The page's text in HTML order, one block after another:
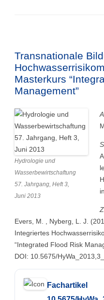
Transnationale
Masterkurs
Management”
Hydrologie und
Wasserbewirtschaftung
57. Jahrgang, Heft 3,
Juni 2013
Evers, M. , Nyberg, L. J.
Integriertes
“Integrated Flood Risk
DOI: 10.5675/
Fachartikel